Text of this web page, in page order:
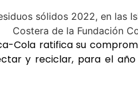
Cola ratifica su
y reciclar, para el año